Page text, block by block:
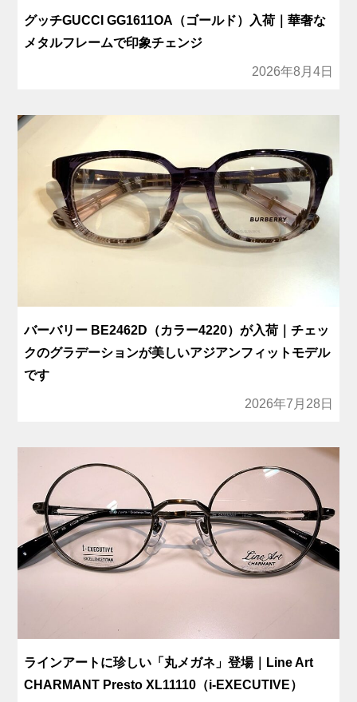
グッチGUCCI GG1611OA（ゴールド）入荷｜華奢な
メタルフレームで印象チェンジ
2026年8月4日
バーバリー BE2462D（カラー4220）が入荷｜チェッ
クのグラデーションが美しいアジアンフィットモデル
です
2026年7月28日
ラインアートに珍しい「丸メガネ」登場｜Line Art
CHARMANT Presto XL11110（i-EXECUTIVE）